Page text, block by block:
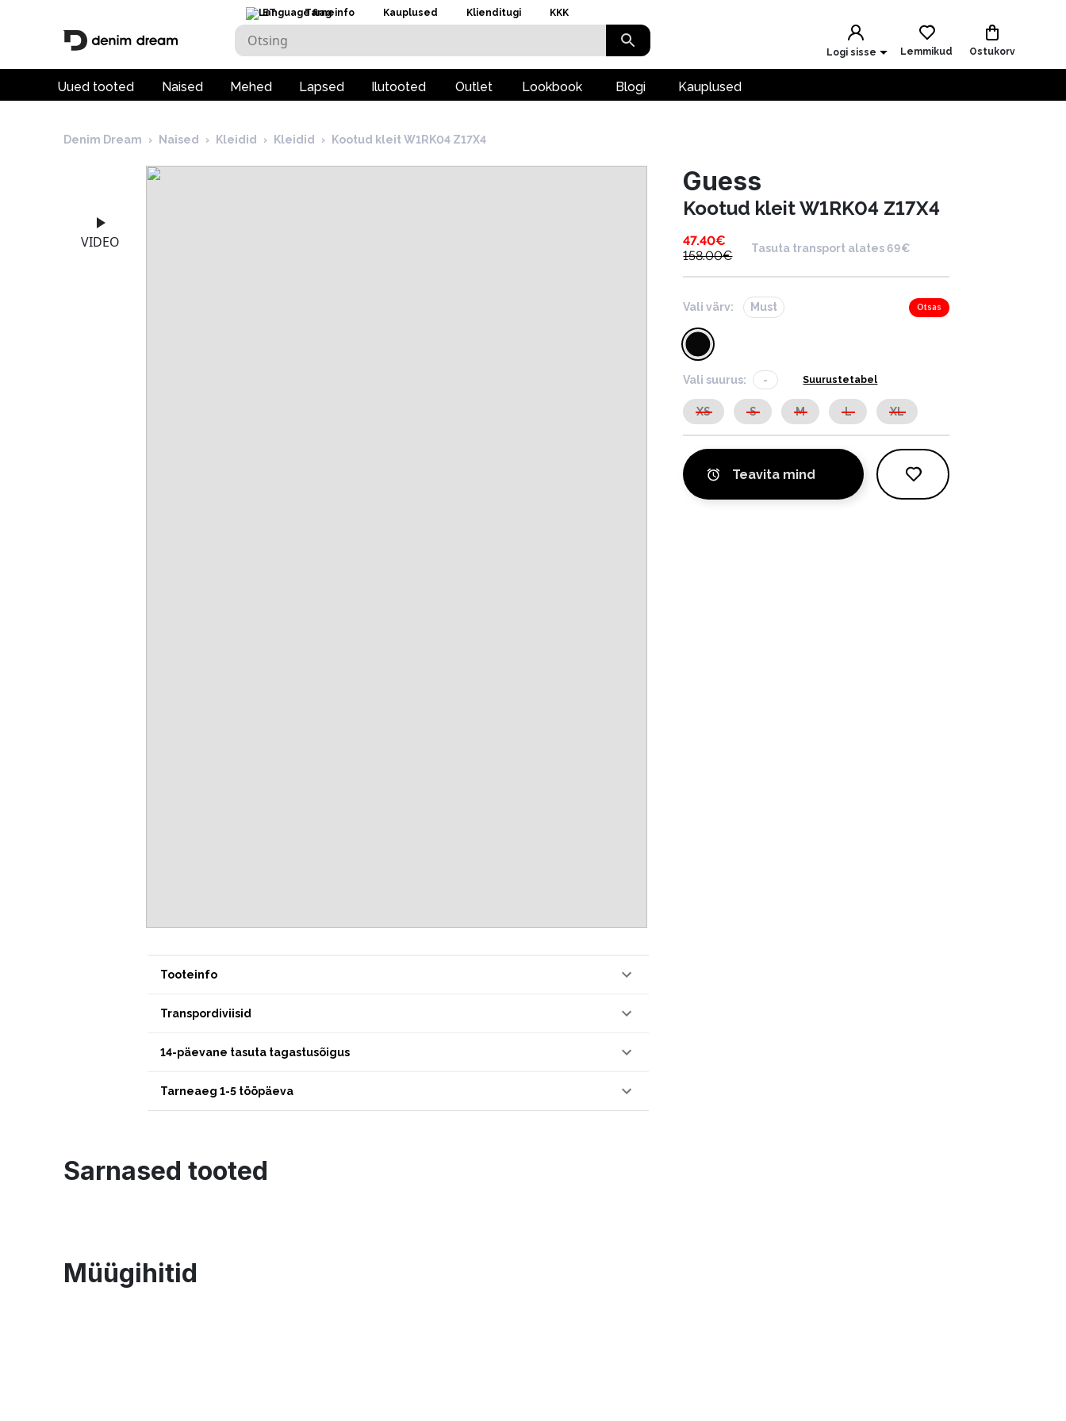
ET Tarneinfo Kauplused Klienditugi KKK
Logi sisse Lemmikud Ostukorv
Uued tooted Naised Mehed Lapsed Ilutooted Outlet Lookbook Blogi Kauplused
Denim Dream › Naised › Kleidid › Kleidid › Kootud kleit W1RK04 Z17X4
VIDEO
Tooteinfo
Transpordiviisid
14-päevane tasuta tagastusõigus
Tarneaeg 1-5 tööpäeva
Guess
Kootud kleit W1RK04 Z17X4
47.40€
158.00€
Tasuta transport alates 69€
Vali värv: Must Otsas
Vali suurus: - Suurustetabel
XS S M L XL
Teavita mind
Sarnased tooted
Müügihitid